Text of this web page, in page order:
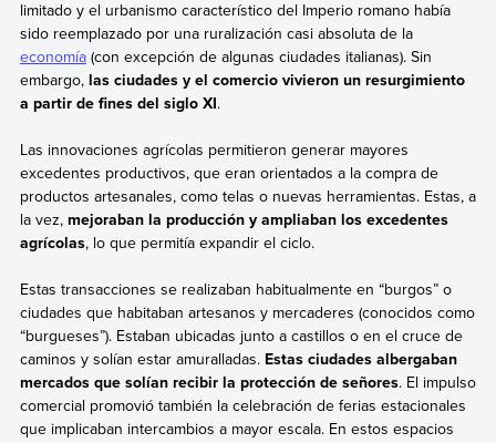
limitado y el urbanismo característico del Imperio romano había
sido reemplazado por una ruralización casi absoluta de la
economía(con excepción de algunas ciudades italianas). Sin
embargo,las ciudades y el comercio vivieron un resurgimiento
a partir de fines del siglo XI.
Las innovaciones agrícolas permitieron generar mayores
excedentes productivos, que eran orientados a la compra de
productos artesanales, como telas o nuevas herramientas. Estas, a
la vez, mejoraban la producción y ampliaban los excedentes
agrícolas, lo que permitía expandir el ciclo.
Estas transacciones se realizaban habitualmente en “burgos” o
ciudades que habitaban artesanos y mercaderes (conocidos como
“burgueses”). Estaban ubicadas junto a castillos o en el cruce de
caminos y solían estar amuralladas. Estas ciudades albergaban
mercados que solían recibir la protección de señores. El impulso
comercial promovió también la celebración de ferias estacionales
que implicaban intercambios a mayor escala. En estos espacios